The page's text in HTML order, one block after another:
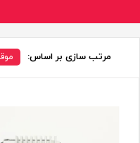
مرتب سازی بر اساس: